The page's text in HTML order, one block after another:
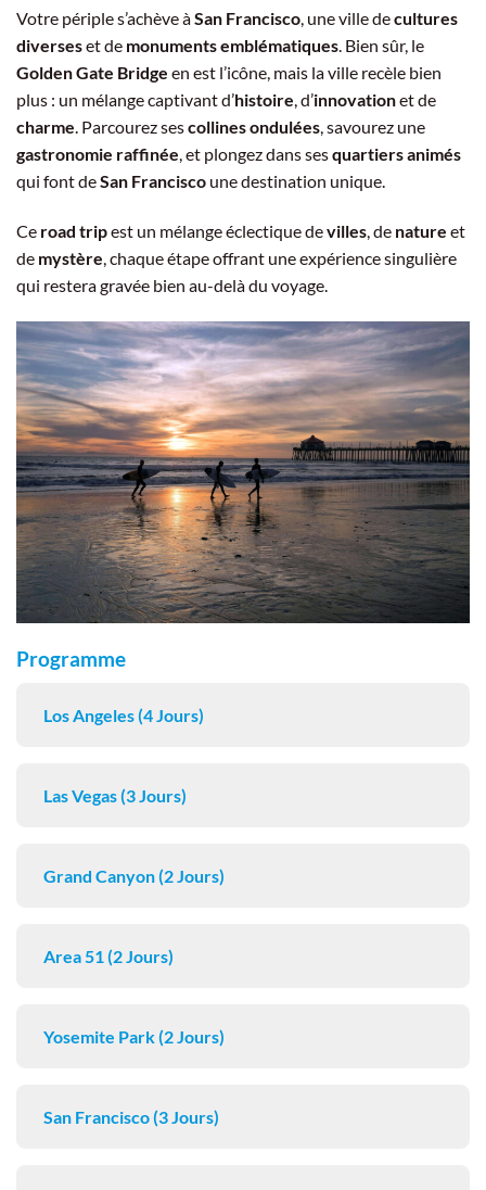
Votre périple s’achève àSan Francisco, une ville decultures
diverseset de monuments emblématiques. Bien sûr, le
Golden Gate Bridge en est l’icône, mais la ville recèle bien
plus : un mélange captivant d’histoire, d’innovationet de
charme. Parcourez sescollines ondulées, savourez une
gastronomie raffinée, et plongez dans sesquartiers animés
qui font deSan Francisco une destination unique.
Ce road tripest un mélange éclectique devilles , de nature et
de mystère , chaque étape offrant une expérience singulière
qui restera gravée bien au-delà du voyage.
Programme
Los Angeles (4 Jours)
Las Vegas (3 Jours)
Grand Canyon (2 Jours)
Area 51 (2 Jours)
Yosemite Park (2 Jours)
San Francisco (3 Jours)